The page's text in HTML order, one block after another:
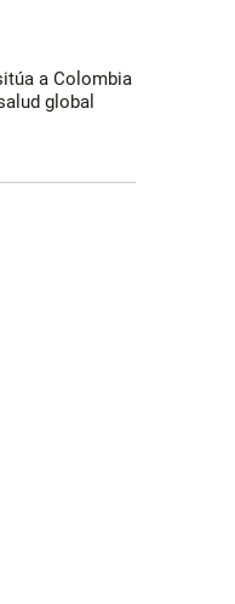
idílicas. Es un destino
a Colombia
global